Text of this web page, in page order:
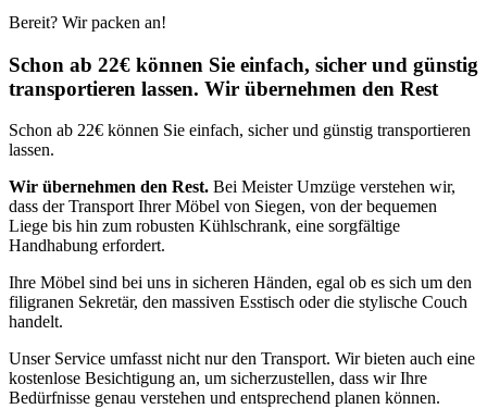
Bereit? Wir packen an!
Schon ab 22€ können Sie einfach, sicher und günstig
transportieren lassen. Wir übernehmen den Rest
Schon ab 22€ können Sie einfach, sicher und günstig transportieren
lassen.
Wir übernehmen den Rest. Bei Meister Umzüge verstehen wir,
dass der Transport Ihrer Möbel von Siegen, von der bequemen
Liege bis hin zum robusten Kühlschrank, eine sorgfältige
Handhabung erfordert.
Ihre Möbel sind bei uns in sicheren Händen, egal ob es sich um den
filigranen Sekretär, den massiven Esstisch oder die stylische Couch
handelt.
Unser Service umfasst nicht nur den Transport. Wir bieten auch eine
kostenlose Besichtigung an, um sicherzustellen, dass wir Ihre
Bedürfnisse genau verstehen und entsprechend planen können.